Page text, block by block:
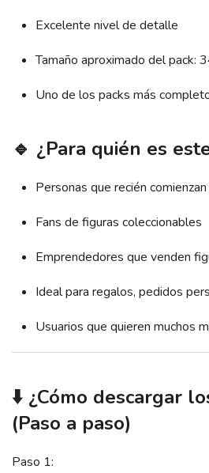
Excelente nivel de detalle
Tamaño aproximado del pack:
Uno de los packs más
🔹 ¿Para quién es
Personas que recién
Fans de figuras coleccionables
Emprendedores que venden
Ideal para regalos, pedidos
Usuarios que quieren muchos
⬇️ ¿Cómo descargar
(Paso a paso)
Paso 1: